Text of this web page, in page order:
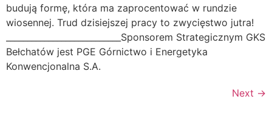
budują formę, która ma zaprocentować w rundzie
wiosennej. Trud dzisiejszej pracy to zwycięstwo jutra!
___________________________Sponsorem Strategicznym GKS
Bełchatów jest PGE Górnictwo i Energetyka
Konwencjonalna S.A.
Next →